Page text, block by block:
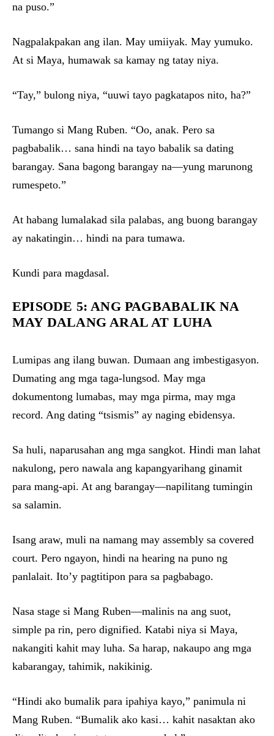
na puso.”
Nagpalakpakan ang ilan. May umiiyak. May yumuko.
At si Maya, humawak sa kamay ng tatay niya.
“Tay,” bulong niya, “uuwi tayo pagkatapos nito, ha?”
Tumango si Mang Ruben. “Oo, anak. Pero sa
pagbabalik… sana hindi na tayo babalik sa dating
barangay. Sana bagong barangay na—yung marunong
rumespeto.”
At habang lumalakad sila palabas, ang buong barangay
ay nakatingin… hindi na para tumawa.
Kundi para magdasal.
EPISODE 5: ANG PAGBABALIK NA
MAY DALANG ARAL AT LUHA
Lumipas ang ilang buwan. Dumaan ang imbestigasyon.
Dumating ang mga taga-lungsod. May mga
dokumentong lumabas, may mga pirma, may mga
record. Ang dating “tsismis” ay naging ebidensya.
Sa huli, naparusahan ang mga sangkot. Hindi man lahat
nakulong, pero nawala ang kapangyarihang ginamit
para mang-api. At ang barangay—napilitang tumingin
sa salamin.
Isang araw, muli na namang may assembly sa covered
court. Pero ngayon, hindi na hearing na puno ng
panlalait. Ito’y pagtitipon para sa pagbabago.
Nasa stage si Mang Ruben—malinis na ang suot,
simple pa rin, pero dignified. Katabi niya si Maya,
nakangiti kahit may luha. Sa harap, nakaupo ang mga
kabarangay, tahimik, nakikinig.
“Hindi ako bumalik para ipahiya kayo,” panimula ni
Mang Ruben. “Bumalik ako kasi… kahit nasaktan ako